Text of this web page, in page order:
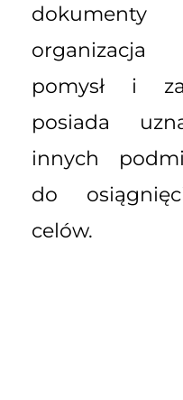
pomysł i
posiada
innych
do
celów.